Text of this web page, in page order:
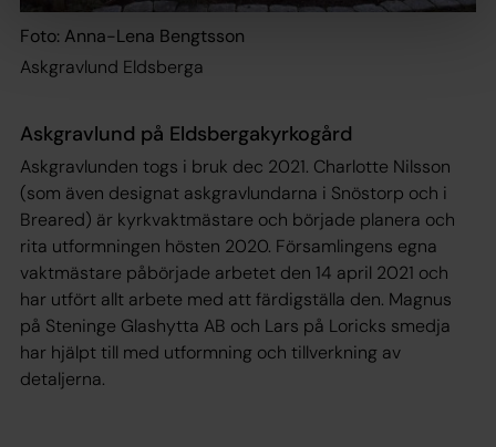
Foto: Anna-Lena Bengtsson
Askgravlund Eldsberga
Askgravlund på Eldsbergakyrkogård
Askgravlunden togs i bruk dec 2021. Charlotte Nilsson
(som även designat askgravlundarna i Snöstorp och i
Breared) är kyrkvaktmästare och började planera och
rita utformningen hösten 2020. Församlingens egna
vaktmästare påbörjade arbetet den 14 april 2021 och
har utfört allt arbete med att färdigställa den. Magnus
på Steninge Glashytta AB och Lars på Loricks smedja
har hjälpt till med utformning och tillverkning av
detaljerna.